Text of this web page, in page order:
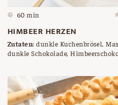
60 min
HIMBEER HERZEN
Zutaten: dunkle Kuchenbrösel,
dunkle Schokolade,